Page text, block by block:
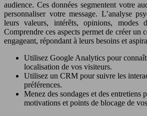
audience. Ces données segmentent votre
personnaliser votre message. L’analyse
leurs valeurs, intérêts, opinions, modes
Comprendre ces aspects permet de créer un
engageant, répondant à leurs besoins et
Utilisez Google Analytics pour
localisation de vos visiteurs.
Utilisez un CRM pour suivre les
préférences.
Menez des sondages et des entretiens
motivations et points de blocage de